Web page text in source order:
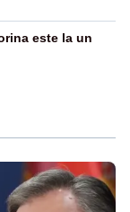
este la un